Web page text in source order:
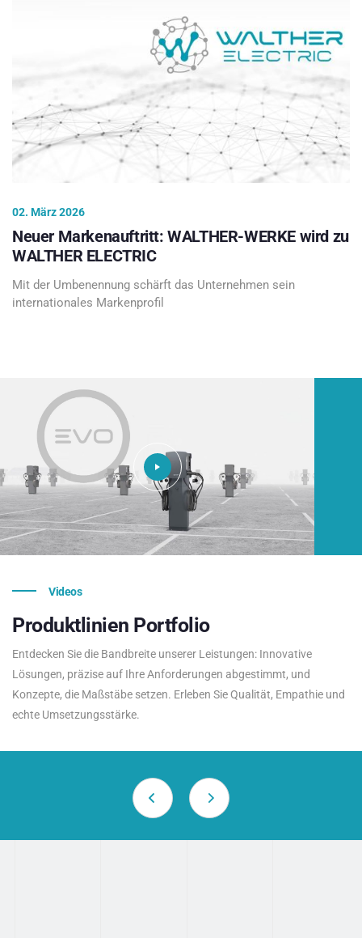
02. März 2026
Neuer Markenauftritt: WALTHER-WERKE wird zu
WALTHER ELECTRIC
Mit der Umbenennung schärft das Unternehmen sein
internationales Markenprofil
Videos
Produktlinien Portfolio
Entdecken Sie die Bandbreite unserer Leistungen: Innovative
Lösungen, präzise auf Ihre Anforderungen abgestimmt, und
Konzepte, die Maßstäbe setzen. Erleben Sie Qualität, Empathie und
echte Umsetzungsstärke.